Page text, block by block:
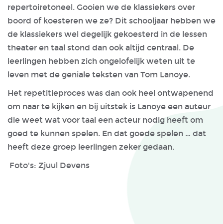
repertoiretoneel. Gooien we de klassiekers over
boord of koesteren we ze? Dit schooljaar hebben we
de klassiekers wel degelijk gekoesterd in de lessen
theater en taal stond dan ook altijd centraal. De
leerlingen hebben zich ongelofelijk weten uit te
leven met de geniale teksten van Tom Lanoye.
Het repetitieproces was dan ook heel ontwapenend
om naar te kijken en bij uitstek is Lanoye een auteur
die weet wat voor taal een acteur nodig heeft om
goed te kunnen spelen. En dat goede spelen … dat
heeft deze groep leerlingen zeker gedaan.
Foto's: Zjuul Devens